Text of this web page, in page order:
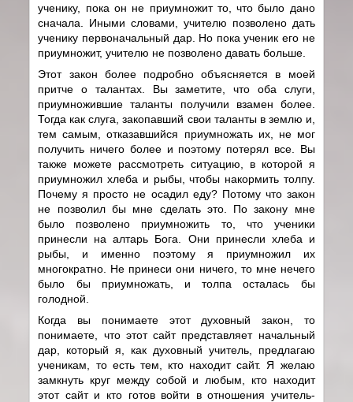
ученику, пока он не приумножит то, что было дано
сначала. Иными словами, учителю позволено дать
ученику первоначальный дар. Но пока ученик его не
приумножит, учителю не позволено давать больше.
Этот закон более подробно объясняется в моей
притче о талантах. Вы заметите, что оба слуги,
приумножившие таланты получили взамен более.
Тогда как слуга, закопавший свои таланты в землю и,
тем самым, отказавшийся приумножать их, не мог
получить ничего более и поэтому потерял все. Вы
также можете рассмотреть ситуацию, в которой я
приумножил хлеба и рыбы, чтобы накормить толпу.
Почему я просто не осадил еду? Потому что закон
не позволил бы мне сделать это. По закону мне
было позволено приумножить то, что ученики
принесли на алтарь Бога. Они принесли хлеба и
рыбы, и именно поэтому я приумножил их
многократно. Не принеси они ничего, то мне нечего
было бы приумножать, и толпа осталась бы
голодной.
Когда вы понимаете этот духовный закон, то
понимаете, что этот сайт представляет начальный
дар, который я, как духовный учитель, предлагаю
ученикам, то есть тем, кто находит сайт. Я желаю
замкнуть круг между собой и любым, кто находит
этот сайт и кто готов войти в отношения учитель-